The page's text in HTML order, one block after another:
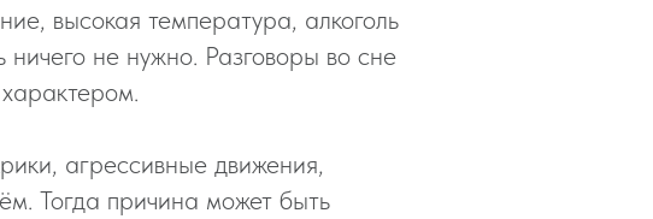
высокая температура, алкоголь
не нужно. Разговоры во сне
агрессивные движения,
Тогда причина может быть